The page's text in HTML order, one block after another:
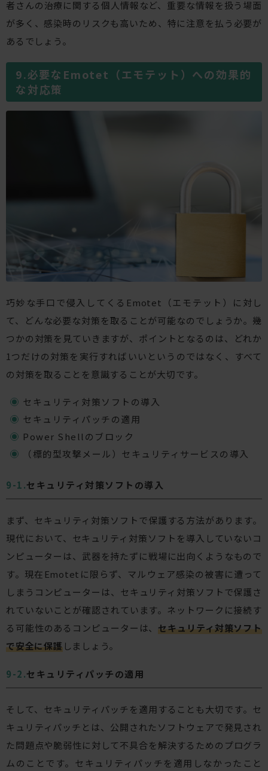
者さんの治療に関する個人情報など、重要な情報を扱う場面
が多く、感染時のリスクも高いため、特に注意を払う必要が
あるでしょう。
必要なEmotet（エモテット）への効果的
な対応策
巧妙な手口で侵入してくるEmotet（エモテット）に対し
て、どんな必要な対策を取ることが可能なのでしょうか。幾
つかの対策を見ていきますが、ポイントとなるのは、どれか
1つだけの対策を実行すればいいというのではなく、すべて
の対策を取ることを意識することが大切です。
セキュリティ対策ソフトの導入
セキュリティパッチの適用
Power Shellのブロック
（標的型攻撃メール）セキュリティサービスの導入
セキュリティ対策ソフトの導入
まず、セキュリティ対策ソフトで保護する方法があります。
現代において、セキュリティ対策ソフトを導入していないコ
ンピューターは、武器を持たずに戦場に出向くようなもので
す。現在Emotetに限らず、マルウェア感染の被害に遭って
しまうコンピューターは、セキュリティ対策ソフトで保護さ
れていないことが確認されています。ネットワークに接続す
る可能性のあるコンピューターは、セキュリティ対策ソフト
で安全に保護しましょう。
セキュリティパッチの適用
そして、セキュリティパッチを適用することも大切です。セ
キュリティパッチとは、公開されたソフトウェアで発見され
た問題点や脆弱性に対して不具合を解決するためのプログラ
ムのことです。セキュリティパッチを適用しなかったこと